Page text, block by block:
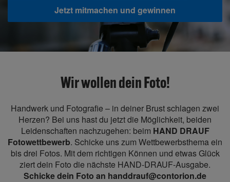
Jetzt mitmachen und gewinnen
Wir wollen dein Foto!
Handwerk und Fotografie – in deiner Brust schlagen zwei
Herzen? Bei uns hast du jetzt die Möglichkeit, beiden
Leidenschaften nachzugehen: beim HAND DRAUF
Fotowettbewerb. Schicke uns zum Wettbewerbsthema ein
bis drei Fotos. Mit dem richtigen Können und etwas Glück
ziert dein Foto die nächste HAND-DRAUF-Ausgabe.
Schicke dein Foto an handdrauf@contorion.de